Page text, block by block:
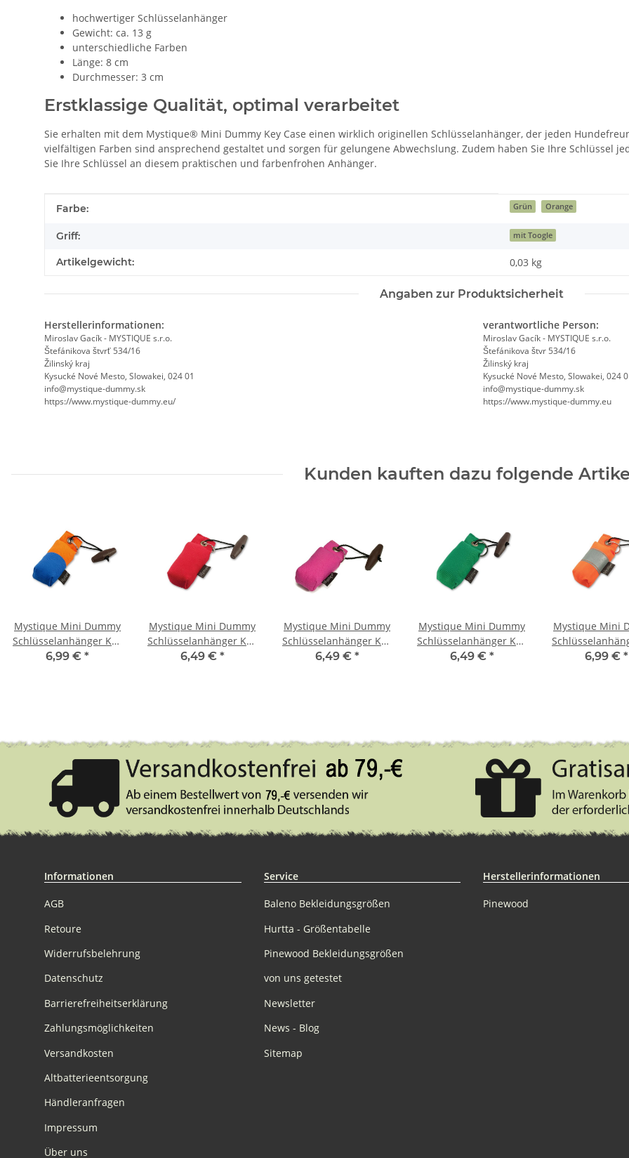
hochwertiger Schlüsselanhänger
Gewicht: ca. 13 g
unterschiedliche Farben
Länge: 8 cm
Durchmesser: 3 cm
Erstklassige Qualität, optimal verarbeitet
Sie erhalten mit dem Mystique® Mini Dummy Key Case einen wirklich originellen Schlüsselanhänger, der jeden
vielfältigen Farben sind ansprechend gestaltet und sorgen für gelungene Abwechslung. Zudem haben Sie Ihre Schlüssel
Sie Ihre Schlüssel an diesem praktischen und farbenfrohen Anhänger.
Produkteigenschaft
Wert
Farbe: Grün Orange
Griff: mit Toogle
Artikelgewicht: 0,03 kg
Angaben zur Produktsicherheit
Herstellerinformationen:
Miroslav Gacík - MYSTIQUE s.r.o.
Štefánikova štvrť 534/16
Žilinský kraj
Kysucké Nové Mesto, Slowakei, 024 01
info@mystique-dummy.sk
https://www.mystique-dummy.eu/
verantwortliche Person:
Miroslav Gacík - MYSTIQUE s.r.o.
Štefánikova štvr 534/16
Žilinský kraj
Kysucké Nové Mesto, Slowakei, 024
info@mystique-dummy.sk
https://www.mystique-dummy.eu
Kunden kauften dazu folgende
Mystique Mini Dummy
Schlüsselanhänger Key
Case blau/orange
6,99 € *
Mystique Mini Dummy
Schlüsselanhänger Key
Case rot
6,49 € *
Mystique Mini Dummy
Schlüsselanhänger Key
Case hot pink
6,49 € *
Mystique Mini Dummy
Schlüsselanhänger Key
Case grün
6,49 € *
Mystique Mini
Case orange
6,99 € *
Informationen
AGB
Retoure
Widerrufsbelehrung
Datenschutz
Barrierefreiheitserklärung
Zahlungsmöglichkeiten
Versandkosten
Altbatterieentsorgung
Händleranfragen
Impressum
Über uns
Service
Baleno Bekleidungsgrößen
Hurtta - Größentabelle
Pinewood Bekleidungsgrößen
von uns getestet
Newsletter
News - Blog
Sitemap
Herstellerinformationen
Pinewood